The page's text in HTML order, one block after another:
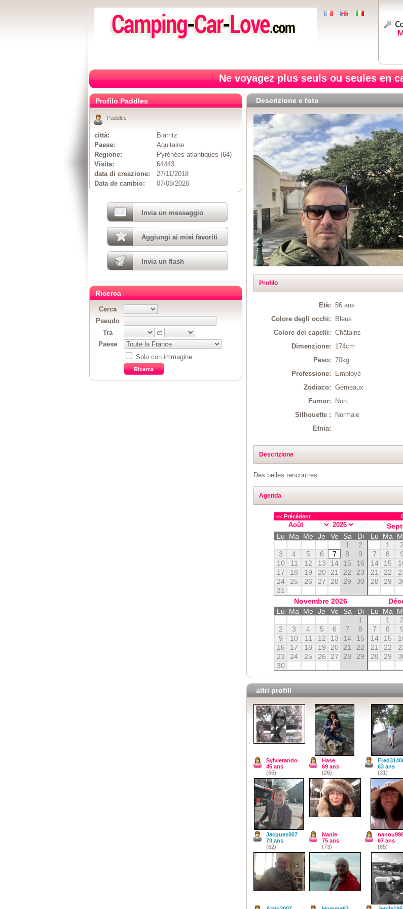
Ne voyagez plus seuls ou seules en
Descrizione e foto
Profilo
Età:
56 ans
Colore degli occhi:
Bleus
Colore dei capelli:
Châtains
Dimenzione:
174cm
Peso:
70kg
Professione:
Employé
Zodiaco:
Gémeaux
Fumor:
Non
Silhouette :
Normale
Etnia:
Descrizione
Des belles rencontres
Agenda
<< Précédent
Lu Ma Me Je Ve Sa
Di
1
2
3
4 5 6 7 8
9
10
11 12 13 14 15
16
17
18 19 20 21 22
23
24
25 26 27 28 29
30
31
Lu
Ma
1
2
7
8 9
14
15
21
22
28
29
Novembre 2026
Lu
Ma Me Je Ve Sa
Di
1
2
3 4 5 6 7
8
9
10 11 12 13 14
15
16
17 18 19 20 21
22
23
24 25 26 27 28
29
30
Lu
Ma
1
2
7
8 9
14
15
21
22
28
29
altri profili
Sylvierando
45 ans
(66)
Hase
69 ans
(26)
63 ans
(31)
Jacques007
70 ans
(62)
Nanie
75 ans
(73)
67 ans
(85)
Profilo Paddles
Paddles
città:
Biarritz
Paese:
Aquitaine
Regione:
Pyrénées atlantiques (64)
Visita:
64443
data di creazione:
27/11/2018
Data de cambio:
07/08/2026
Invia un messaggio
Aggiungi ai miei favoriti
Invia un flash
Ricerca
Cerca
Pseudo
Tra
et
Paese
Solo con immagine